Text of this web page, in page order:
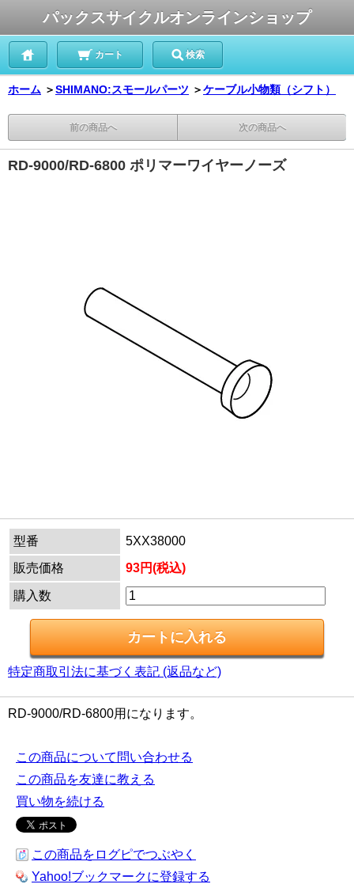
パックスサイクルオンラインショップ
カート 検索
ホーム ＞SHIMANO:スモールパーツ ＞ケーブル小物類（シフト）
前の商品へ 次の商品へ
RD-9000/RD-6800 ポリマーワイヤーノーズ
型番
5XX38000
販売価格
93円(税込)
購入数
特定商取引法に基づく表記 (返品など)
RD-9000/RD-6800用になります。
この商品について問い合わせる
この商品を友達に教える
買い物を続ける
この商品をログピでつぶやく
Yahoo!ブックマークに登録する